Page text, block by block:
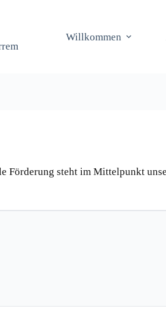
Willkommen
Förderung steht im Mittelpunkt